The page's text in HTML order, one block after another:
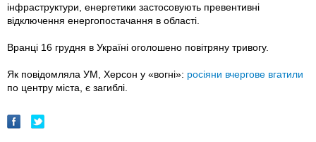
інфраструктури, енергетики застосовують превентивні
відключення енергопостачання в області.
Вранці 16 грудня в Україні оголошено повітряну тривогу.
Як повідомляла УМ, Херсон у «вогні»: росіяни вчергове вгатили
по центру міста, є загиблі.